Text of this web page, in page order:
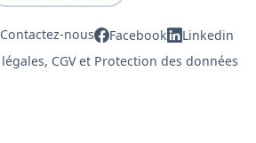
Contactez-nous Facebook
Linkedin
CGV et Protection des données